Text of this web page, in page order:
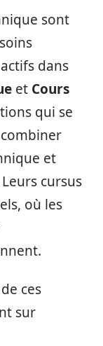
sont
dans
et Cours
qui se
et
cursus
où les
ces
sur